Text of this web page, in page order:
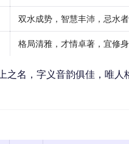
双水成势，智慧丰沛，忌水
格局清雅，才情卓著，宜修
之名，字义音韵俱佳，唯